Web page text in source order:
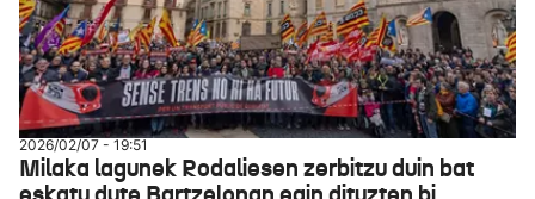
2026/02/07 - 19:51
Milaka lagunek Rodaliesen zerbitzu duin bat